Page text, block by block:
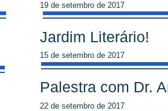
19 de setembro de 2017
Jardim Literário!
15 de setembro de 2017
Palestra com Dr.
22 de setembro de 2017